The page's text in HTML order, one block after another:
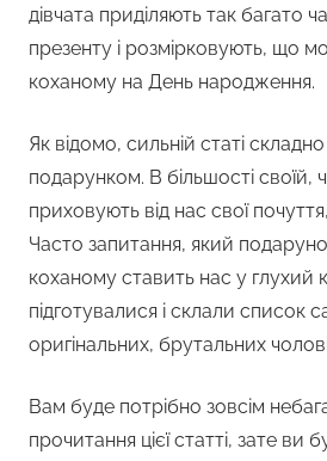
дівчата приділяють так багато
презенту і розмірковують, що
коханому на День народження.
Як відомо, сильній статі
подарунком. В більшості своїй,
приховують від нас свої
Часто запитання, який
коханому ставить нас у глухий
підготувалися і склали список
оригінальних, брутальних
Вам буде потрібно зовсім
прочитання цієї статті, зате ви